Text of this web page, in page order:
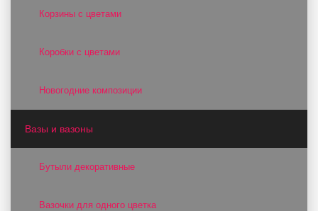
Корзины с цветами
Коробки с цветами
Новогодние композиции
Вазы и вазоны
Бутыли декоративные
Вазочки для одного цветка